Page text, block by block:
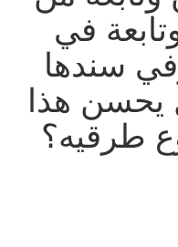
في
سندها
هذا
طرقيه؟